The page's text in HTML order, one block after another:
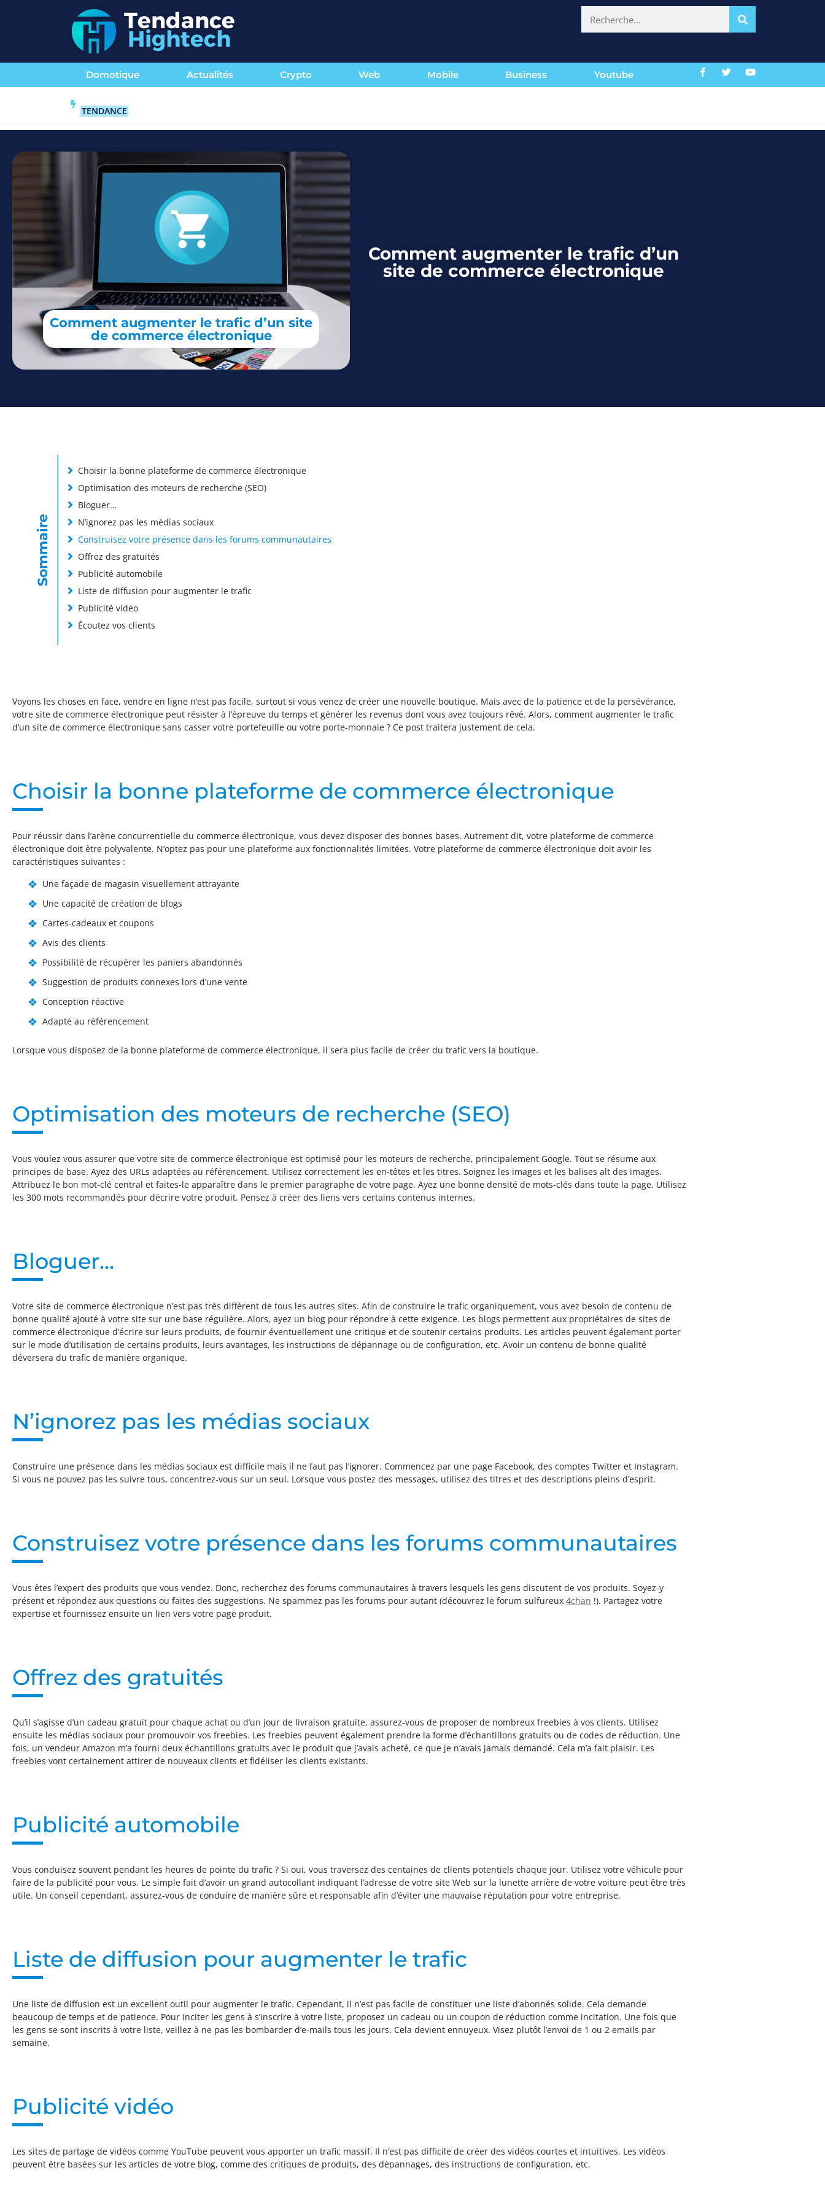
Domotique Actualités Crypto Web Mobile Business Youtube
TENDANCE
Comment augmenter le trafic d’un site
de commerce électronique
Comment augmenter le trafic d’un
site de commerce électronique
Sommaire
Choisir la bonne plateforme de commerce électronique
Optimisation des moteurs de recherche (SEO)
Bloguer…
N’ignorez pas les médias sociaux
Construisez votre présence dans les forums communautaires
Offrez des gratuités
Publicité automobile
Liste de diffusion pour augmenter le trafic
Publicité vidéo
Écoutez vos clients
Voyons les choses en face, vendre en ligne n’est pas facile, surtout si vous venez de créer une nouvelle boutique. Mais avec de la patience et de la persévérance,
votre site de commerce électronique peut résister à l’épreuve du temps et générer les revenus dont vous avez toujours rêvé. Alors, comment augmenter le trafic
d’un site de commerce électronique sans casser votre portefeuille ou votre porte-monnaie ? Ce post traitera justement de cela.
Choisir la bonne plateforme de commerce électronique
Pour réussir dans l’arène concurrentielle du commerce électronique, vous devez disposer des bonnes bases. Autrement dit, votre plateforme de commerce
électronique doit être polyvalente. N’optez pas pour une plateforme aux fonctionnalités limitées. Votre plateforme de commerce électronique doit avoir les
caractéristiques suivantes :
Une façade de magasin visuellement attrayante
Une capacité de création de blogs
Cartes-cadeaux et coupons
Avis des clients
Possibilité de récupérer les paniers abandonnés
Suggestion de produits connexes lors d’une vente
Conception réactive
Adapté au référencement
Lorsque vous disposez de la bonne plateforme de commerce électronique, il sera plus facile de créer du trafic vers la boutique.
Optimisation des moteurs de recherche (SEO)
Vous voulez vous assurer que votre site de commerce électronique est optimisé pour les moteurs de recherche, principalement Google. Tout se résume aux
principes de base. Ayez des URLs adaptées au référencement. Utilisez correctement les en-têtes et les titres. Soignez les images et les balises alt des images.
Attribuez le bon mot-clé central et faites-le apparaître dans le premier paragraphe de votre page. Ayez une bonne densité de mots-clés dans toute la page. Utilisez
les 300 mots recommandés pour décrire votre produit. Pensez à créer des liens vers certains contenus internes.
Bloguer…
Votre site de commerce électronique n’est pas très différent de tous les autres sites. Afin de construire le trafic organiquement, vous avez besoin de contenu de
bonne qualité ajouté à votre site sur une base régulière. Alors, ayez un blog pour répondre à cette exigence. Les blogs permettent aux propriétaires de sites de
commerce électronique d’écrire sur leurs produits, de fournir éventuellement une critique et de soutenir certains produits. Les articles peuvent également porter
sur le mode d’utilisation de certains produits, leurs avantages, les instructions de dépannage ou de configuration, etc. Avoir un contenu de bonne qualité
déversera du trafic de manière organique.
N’ignorez pas les médias sociaux
Construire une présence dans les médias sociaux est difficile mais il ne faut pas l’ignorer. Commencez par une page Facebook, des comptes Twitter et Instagram.
Si vous ne pouvez pas les suivre tous, concentrez-vous sur un seul. Lorsque vous postez des messages, utilisez des titres et des descriptions pleins d’esprit.
Construisez votre présence dans les forums communautaires
Vous êtes l’expert des produits que vous vendez. Donc, recherchez des forums communautaires à travers lesquels les gens discutent de vos produits. Soyez-y
présent et répondez aux questions ou faites des suggestions. Ne spammez pas les forums pour autant (découvrez le forum sulfureux 4chan !). Partagez votre
expertise et fournissez ensuite un lien vers votre page produit.
Offrez des gratuités
Qu’il s’agisse d’un cadeau gratuit pour chaque achat ou d’un jour de livraison gratuite, assurez-vous de proposer de nombreux freebies à vos clients. Utilisez
ensuite les médias sociaux pour promouvoir vos freebies. Les freebies peuvent également prendre la forme d’échantillons gratuits ou de codes de réduction. Une
fois, un vendeur Amazon m’a fourni deux échantillons gratuits avec le produit que j’avais acheté, ce que je n’avais jamais demandé. Cela m’a fait plaisir. Les
freebies vont certainement attirer de nouveaux clients et fidéliser les clients existants.
Publicité automobile
Vous conduisez souvent pendant les heures de pointe du trafic ? Si oui, vous traversez des centaines de clients potentiels chaque jour. Utilisez votre véhicule pour
faire de la publicité pour vous. Le simple fait d’avoir un grand autocollant indiquant l’adresse de votre site Web sur la lunette arrière de votre voiture peut être très
utile. Un conseil cependant, assurez-vous de conduire de manière sûre et responsable afin d’éviter une mauvaise réputation pour votre entreprise.
Liste de diffusion pour augmenter le trafic
Une liste de diffusion est un excellent outil pour augmenter le trafic. Cependant, il n’est pas facile de constituer une liste d’abonnés solide. Cela demande
beaucoup de temps et de patience. Pour inciter les gens à s’inscrire à votre liste, proposez un cadeau ou un coupon de réduction comme incitation. Une fois que
les gens se sont inscrits à votre liste, veillez à ne pas les bombarder d’e-mails tous les jours. Cela devient ennuyeux. Visez plutôt l’envoi de 1 ou 2 emails par
semaine.
Publicité vidéo
Les sites de partage de vidéos comme YouTube peuvent vous apporter un trafic massif. Il n’est pas difficile de créer des vidéos courtes et intuitives. Les vidéos
peuvent être basées sur les articles de votre blog, comme des critiques de produits, des dépannages, des instructions de configuration, etc.